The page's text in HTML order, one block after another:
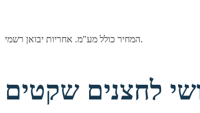
המחיר כולל מע"מ. אחריות יבואן רשמי.